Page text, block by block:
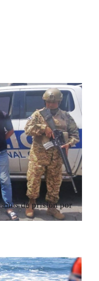
años de prisión por